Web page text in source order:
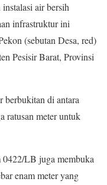
air bersih
infrastruktur ini
(sebutan Desa, red)
Pesisir Barat, Provinsi
berbukitan di antara
ratusan meter untuk
0422/LB juga membuka
enam meter yang